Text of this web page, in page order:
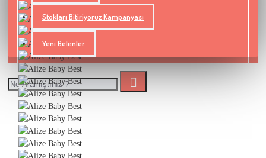
Stokları Bitiriyoruz Kampanyası
Yeni Gelenler